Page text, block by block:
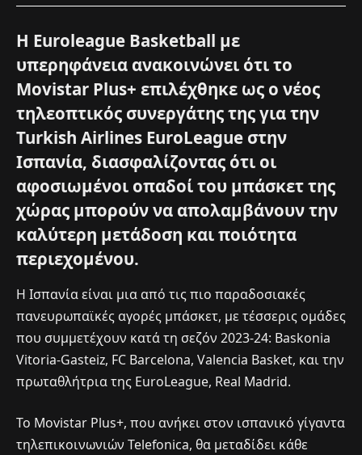
Η Euroleague Basketball με
υπερηφάνεια ανακοινώνει ότι το
Movistar Plus+ επιλέχθηκε ως ο νέος
τηλεοπτικός συνεργάτης της για την
Turkish Airlines EuroLeague στην
Ισπανία, διασφαλίζοντας ότι οι
αφοσιωμένοι οπαδοί του μπάσκετ της
χώρας μπορούν να απολαμβάνουν την
καλύτερη μετάδοση και ποιότητα
περιεχομένου.
Η Ισπανία είναι μια από τις πιο παραδοσιακές
πανευρωπαϊκές αγορές μπάσκετ, με τέσσερις ομάδες
που συμμετέχουν κατά τη σεζόν 2023-24: Baskonia
Vitoria-Gasteiz, FC Barcelona, Valencia Basket, και την
πρωταθλήτρια της EuroLeague, Real Madrid.
Το Movistar Plus+, που ανήκει στον ισπανικό γίγαντα
τηλεπικοινωνιών Telefonica, θα μεταδίδει κάθε